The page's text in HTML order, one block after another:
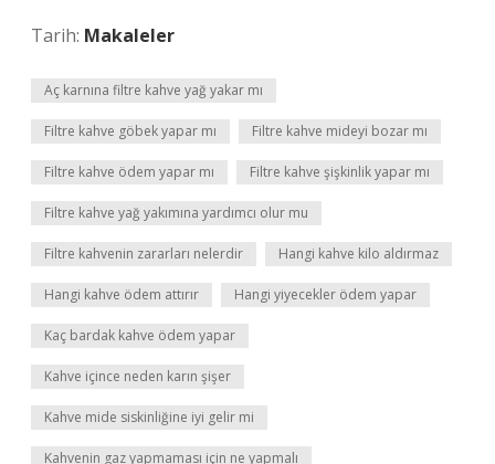
Tarih: Makaleler
Aç karnına filtre kahve yağ yakar mı
Filtre kahve göbek yapar mı Filtre kahve mideyi bozar mı
Filtre kahve ödem yapar mı Filtre kahve şişkinlik yapar mı
Filtre kahve yağ yakımına yardımcı olur mu
Filtre kahvenin zararları nelerdir Hangi kahve kilo aldırmaz
Hangi kahve ödem attırır Hangi yiyecekler ödem yapar
Kaç bardak kahve ödem yapar
Kahve içince neden karın şişer
Kahve mide siskinliğine iyi gelir mi
Kahvenin gaz yapmaması için ne yapmalı